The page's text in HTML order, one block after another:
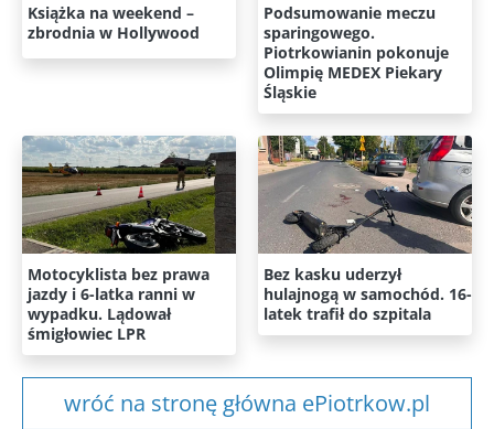
Książka na weekend –
zbrodnia w Hollywood
Podsumowanie meczu
sparingowego.
Piotrkowianin pokonuje
Olimpię MEDEX Piekary
Śląskie
Motocyklista bez prawa
jazdy i 6-latka ranni w
wypadku. Lądował
śmigłowiec LPR
Bez kasku uderzył
hulajnogą w samochód. 16-
latek trafił do szpitala
wróć na stronę główna ePiotrkow.pl